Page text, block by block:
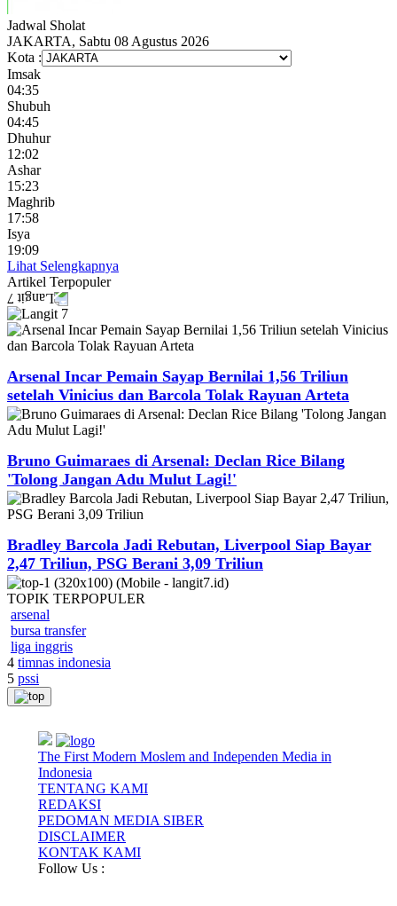
Jadwal Sholat
JAKARTA, Sabtu 08 Agustus 2026
Kota :
Imsak
04:35
Shubuh
04:45
Dhuhur
12:02
Ashar
15:23
Maghrib
17:58
Isya
19:09
Lihat Selengkapnya
Artikel Terpopuler
Arsenal Incar Pemain Sayap Bernilai 1,56 Triliun
setelah Vinicius dan Barcola Tolak Rayuan Arteta
Bruno Guimaraes di Arsenal: Declan Rice Bilang
'Tolong Jangan Adu Mulut Lagi!'
Bradley Barcola Jadi Rebutan, Liverpool Siap Bayar
2,47 Triliun, PSG Berani 3,09 Triliun
TOPIK TERPOPULER
arsenal
bursa transfer
liga inggris
4 timnas indonesia
5 pssi
The First Modern Moslem and Independen Media in
Indonesia
TENTANG KAMI
REDAKSI
PEDOMAN MEDIA SIBER
DISCLAIMER
KONTAK KAMI
Follow Us :